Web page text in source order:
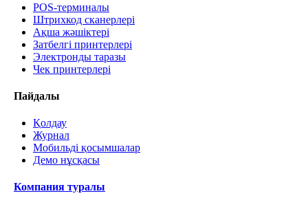
POS-терминалы
Штрихкод сканерлері
Ақша жәшіктері
Затбелгі принтерлері
Электронды таразы
Чек принтерлері
Пайдалы
Қолдау
Журнал
Мобильді қосымшалар
Демо нұсқасы
Компания туралы